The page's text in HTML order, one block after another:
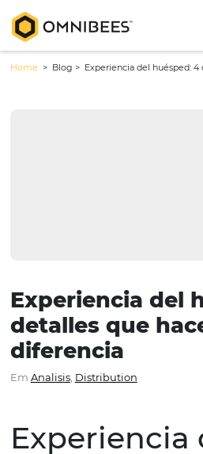
Experiencia
detalles que
EmAnalisis, Distribution